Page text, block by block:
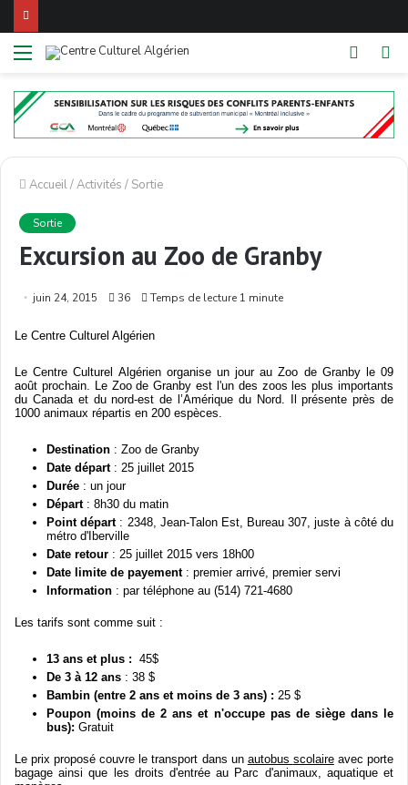
Menu
Switch
Accueil/Activités / Sortie
Sortie
Excursion au Zoo de Granby
juin 24, 2015 36 Temps de lecture 1 minute
Le Centre Culturel Algérien
Le CentreCulturel Algérien organiseun jour au Zoo de Granbyle 09
août prochain. Le Zoo deGranby est l'undes zoos les plusimportants
du Canada et dunord-est del’Amérique du Nord. Ilprésente près de
1000 animaux répartis en 200 espèces
Destination : Zoo de Granby
Date départ: 25 juillet 2015
Durée : un jour
Départ : 8h30 du matin
Pointdépart: 2348, Jean-Talon Est, Bureau 307,juste à côtédu
métro d'Iberville
Date retour : 25 juillet 2015 vers 18h00
Date limite de payement: premier arrivé , premier servi
Information : par téléphone au (514) 721-4680
Les tarifs sont comme suit :
13 ans et plus : 45$
De 3 à 12 ans : 38 $
Bambin (entre 2 ans et moins de 3 ans) : 25 $
Poupon (moins de 2ans et n'occupepas de siège dansle
bus): Gratuit
Le prixproposé couvre le transport dans un autobus scolaire avec porte
bagage ainsi que les droits d'entrée au Parc d'animaux aquatiqueet